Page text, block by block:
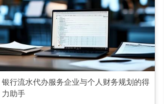
银行流水代办服务企业与个人财务规划的得
力助手